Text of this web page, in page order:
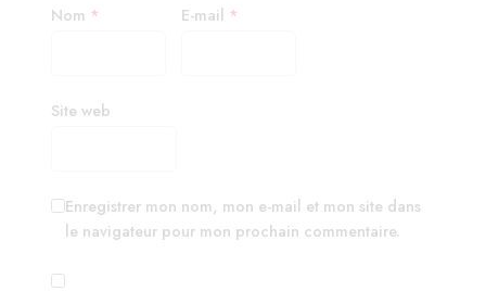
Nom * E-mail *
Site web
Enregistrer mon nom, mon e-mail et mon site dans
le navigateur pour mon prochain commentaire.